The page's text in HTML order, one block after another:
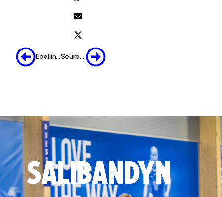
Edellinen Seuraava
SALIBANDYN